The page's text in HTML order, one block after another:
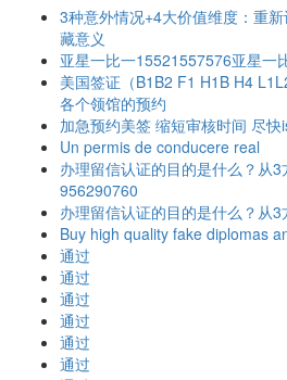
3种意外情况+4大价值维度：重
藏意义
亚星一比一15521557576亚星一
美国签证（B1B2 F1 H1B H4
各个领馆的预约
加急预约美签 缩短审核时间 尽快
Un permis de conducere real
办理留信认证的目的是什么？从3
956290760
办理留信认证的目的是什么？从
Buy high quality fake diplomas
通过
通过
通过
通过
通过
通过